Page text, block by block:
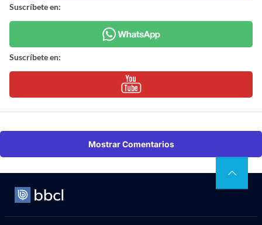
Suscríbete en:
Suscríbete en:
Mostrar Comentarios